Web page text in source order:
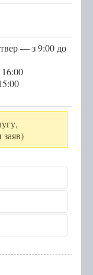
та
України
— з 9:00 до